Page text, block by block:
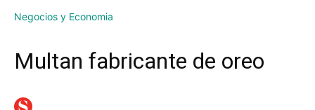
Negocios y Economia
Multan fabricante de oreo